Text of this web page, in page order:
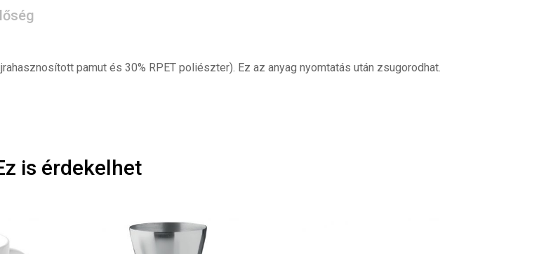
pamut és 30% RPET poliészter). Ez az anyag nyomtatás után zsugorodhat.
is érdekelhet